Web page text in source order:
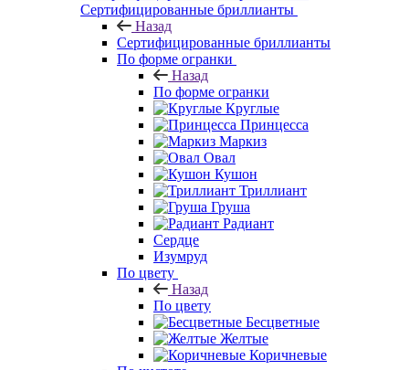
Сертифицированные бриллианты
Назад
Сертифицированные бриллианты
По форме огранки
Назад
По форме огранки
Круглые
Принцесса
Маркиз
Овал
Кушон
Триллиант
Груша
Радиант
Сердце
Изумруд
По цвету
Назад
По цвету
Бесцветные
Желтые
Коричневые